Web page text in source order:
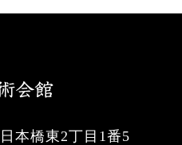
本橋東2丁目1番5